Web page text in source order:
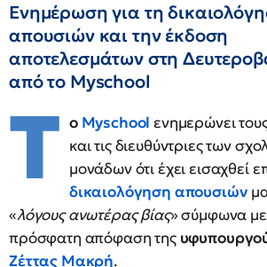
Ενημέρωση για τη
απουσιών και την έκδοση
αποτελεσμάτων στη
από το Myschool
Τ ο Myschool ενημερώνει
και τις διευθύντριες των
μονάδων ότι έχει εισαχθεί
δικαιολόγηση απουσιών
«λόγους ανωτέρας βίας» σύμφωνα με
πρόσφατη απόφαση της
Ζέττας Μακρή.